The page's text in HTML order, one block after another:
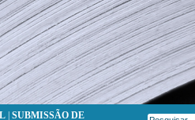
| SUBMISSÃO DE